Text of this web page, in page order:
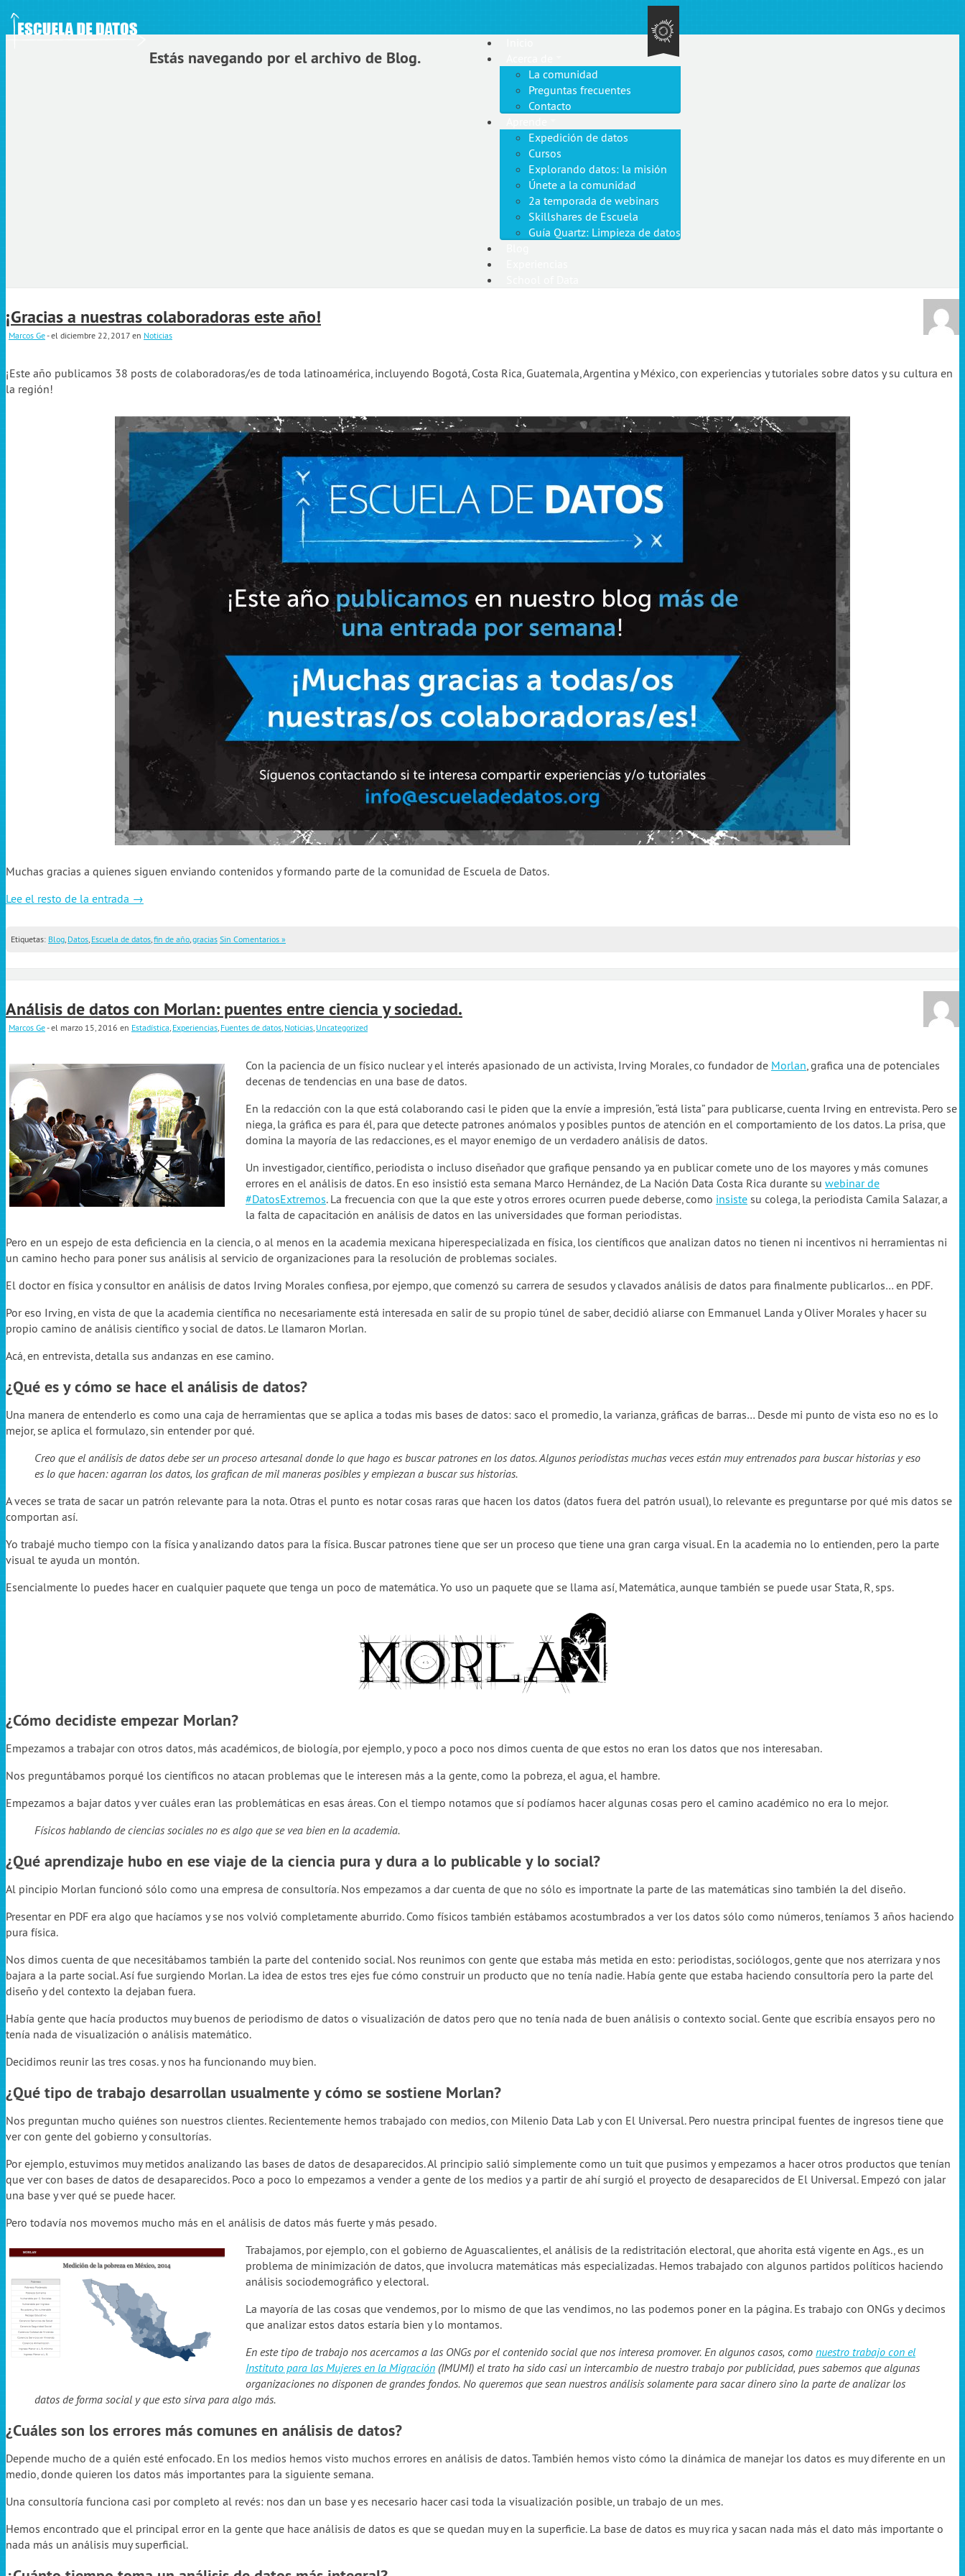
Foundation Site
La comunidad
Preguntas frecuentes
Contacto
Expedición de datos
Cursos
Explorando datos: la misión
Únete a la comunidad
2a temporada de webinars
Skillshares de Escuela
Guía Quartz: Limpieza de datos
Estás navegando por el archivo de Blog.
¡Gracias a nuestras colaboradoras este año!
Marcos Ge- el diciembre 22, 2017 en Noticias
¡Este año publicamos 38 posts de colaboradoras/es de toda latinoamérica, incluyendo Bogotá, Costa Rica, Guatemala, Argentina y México, con experiencias y tutoriales sobre datos y su cultura en
la región!
Muchas gracias a quienes siguen enviando contenidos y formando parte de la comunidad de Escuela de Datos.
Lee el resto de la entrada →
Etiquetas: Blog, Datos, Escuela de datos,fin de año,gracias Sin Comentarios »
Análisis de datos con Morlan: puentes entre ciencia y sociedad.
Marcos Ge- el marzo 15, 2016 en Estadística, Experiencias, Fuentes de datos, Noticias, Uncategorized
Con la paciencia de un físico nuclear y el interés apasionado de un activista, Irving Morales, co fundador de Morlan, grafica una de potenciales
decenas de tendencias en una base de datos.
En la redacción con la que está colaborando casi le piden que la envíe a impresión, “está lista” para publicarse, cuenta Irving en entrevista. Pero se
niega, la gráfica es para él, para que detecte patrones anómalos y posibles puntos de atención en el comportamiento de los datos. La prisa, que
domina la mayoría de las redacciones, es el mayor enemigo de un verdadero análisis de datos.
Un investigador, científico, periodista o incluso diseñador que grafique pensando ya en publicar comete uno de los mayores y más comunes
errores en el análisis de datos. En eso insistió esta semana Marco Hernández, de La Nación Data Costa Rica durante su webinar de
#DatosExtremos. La frecuencia con que la que este y otros errores ocurren puede deberse, como insiste su colega, la periodista Camila Salazar, a
la falta de capacitación en análisis de datos en las universidades que forman periodistas.
Pero en un espejo de esta deficiencia en la ciencia, o al menos en la academia mexicana hiperespecializada en física, los científicos que analizan datos no tienen ni incentivos ni herramientas ni
un camino hecho para poner sus análisis al servicio de organizaciones para la resolución de problemas sociales.
El doctor en física y consultor en análisis de datos Irving Morales confiesa, por ejempo, que comenzó su carrera de sesudos y clavados análisis de datos para finalmente publicarlos… en PDF.
Por eso Irving, en vista de que la academia científica no necesariamente está interesada en salir de su propio túnel de saber, decidió aliarse con Emmanuel Landa y Oliver Morales y hacer su
propio camino de análisis científico y social de datos. Le llamaron Morlan.
Acá, en entrevista, detalla sus andanzas en ese camino.
¿Qué es y cómo se hace el análisis de datos?
Una manera de entenderlo es como una caja de herramientas que se aplica a todas mis bases de datos: saco el promedio, la varianza, gráficas de barras… Desde mi punto de vista eso no es lo
mejor, se aplica el formulazo, sin entender por qué.
Creo que el análisis de datos debe ser un proceso artesanal donde lo que hago es buscar patrones en los datos. Algunos periodistas muchas veces están muy entrenados para buscar historias y eso
es lo que hacen: agarran los datos, los grafican de mil maneras posibles y empiezan a buscar sus historias.
A veces se trata de sacar un patrón relevante para la nota. Otras el punto es notar cosas raras que hacen los datos (datos fuera del patrón usual), lo relevante es preguntarse por qué mis datos se
comportan así.
Yo trabajé mucho tiempo con la física y analizando datos para la física. Buscar patrones tiene que ser un proceso que tiene una gran carga visual. En la academia no lo entienden, pero la parte
visual te ayuda un montón.
Esencialmente lo puedes hacer en cualquier paquete que tenga un poco de matemática. Yo uso un paquete que se llama así, Matemática, aunque también se puede usar Stata, R, sps.
¿Cómo decidiste empezar Morlan?
Empezamos a trabajar con otros datos, más académicos, de biología, por ejemplo, y poco a poco nos dimos cuenta de que estos no eran los datos que nos interesaban.
Nos preguntábamos porqué los científicos no atacan problemas que le interesen más a la gente, como la pobreza, el agua, el hambre.
Empezamos a bajar datos y ver cuáles eran las problemáticas en esas áreas. Con el tiempo notamos que sí podíamos hacer algunas cosas pero el camino académico no era lo mejor.
Físicos hablando de ciencias sociales no es algo que se vea bien en la academia.
¿Qué aprendizaje hubo en ese viaje de la ciencia pura y dura a lo publicable y lo social?
Al pincipio Morlan funcionó sólo como una empresa de consultoría. Nos empezamos a dar cuenta de que no sólo es importnate la parte de las matemáticas sino también la del diseño.
Presentar en PDF era algo que hacíamos y se nos volvió completamente aburrido. Como físicos también estábamos acostumbrados a ver los datos sólo como números, teníamos 3 años haciendo
pura física.
Nos dimos cuenta de que necesitábamos también la parte del contenido social. Nos reunimos con gente que estaba más metida en esto: periodistas, sociólogos, gente que nos aterrizara y nos
bajara a la parte social. Así fue surgiendo Morlan. La idea de estos tres ejes fue cómo construir un producto que no tenía nadie. Había gente que estaba haciendo consultoría pero la parte del
diseño y del contexto la dejaban fuera.
Había gente que hacía productos muy buenos de periodismo de datos o visualización de datos pero que no tenía nada de buen análisis o contexto social. Gente que escribía ensayos pero no
tenía nada de visualización o análisis matemático.
Decidimos reunir las tres cosas. y nos ha funcionando muy bien.
¿Qué tipo de trabajo desarrollan usualmente y cómo se sostiene Morlan?
Nos preguntan mucho quiénes son nuestros clientes. Recientemente hemos trabajado con medios, con Milenio Data Lab y con El Universal. Pero nuestra principal fuentes de ingresos tiene que
ver con gente del gobierno y consultorías.
Por ejemplo, estuvimos muy metidos analizando las bases de datos de desaparecidos. Al principio salió simplemente como un tuit que pusimos y empezamos a hacer otros productos que tenían
que ver con bases de datos de desaparecidos. Poco a poco lo empezamos a vender a gente de los medios y a partir de ahí surgió el proyecto de desaparecidos de El Universal. Empezó con jalar
una base y ver qué se puede hacer.
Pero todavía nos movemos mucho más en el análisis de datos más fuerte y más pesado.
Trabajamos, por ejemplo, con el gobierno de Aguascalientes, el análisis de la redistritación electoral, que ahorita está vigente en Ags., es un
problema de minimización de datos, que involucra matemáticas más especializadas. Hemos trabajado con algunos partidos políticos haciendo
análisis sociodemográfico y electoral.
La mayoría de las cosas que vendemos, por lo mismo de que las vendimos, no las podemos poner en la página. Es trabajo con ONGs y decimos
que analizar estos datos estaría bien y lo montamos.
En este tipo de trabajo nos acercamos a las ONGs por el contenido social que nos interesa promover. En algunos casos, como nuestro trabajo con el
Instituto para las Mujeres en la Migración (IMUMI) el trato ha sido casi un intercambio de nuestro trabajo por publicidad, pues sabemos que algunas
organizaciones no disponen de grandes fondos. No queremos que sean nuestros análisis solamente para sacar dinero sino la parte de analizar los
datos de forma social y que esto sirva para algo más.
¿Cuáles son los errores más comunes en análisis de datos?
Depende mucho de a quién esté enfocado. En los medios hemos visto muchos errores en análisis de datos. También hemos visto cómo la dinámica de manejar los datos es muy diferente en un
medio, donde quieren los datos más importantes para la siguiente semana.
Una consultoría funciona casi por completo al revés: nos dan un base y es necesario hacer casi toda la visualización posible, un trabajo de un mes.
Hemos encontrado que el principal error en la gente que hace análisis de datos es que se quedan muy en la superficie. La base de datos es muy rica y sacan nada más el dato más importante o
nada más un análisis muy superficial.